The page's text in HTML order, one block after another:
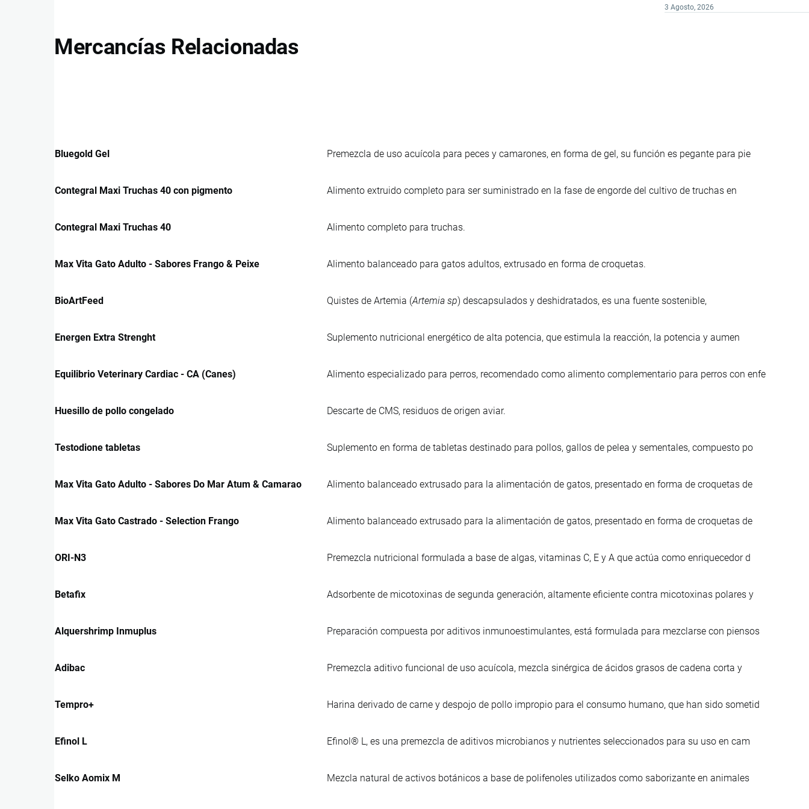
3 Agosto, 2026
Mercancías Relacionadas
Bluegold Gel Premezcla de uso acuícola para peces y camarones, en forma de gel, su función es pegante para pie
Contegral Maxi Truchas 40 con pigmento Alimento extruido completo para ser suministrado en la fase de engorde del cultivo de truchas en
Contegral Maxi Truchas 40 Alimento completo para truchas.
Max Vita Gato Adulto - Sabores Frango & Peixe Alimento balanceado para gatos adultos, extrusado en forma de croquetas.
BioArtFeed Quistes de Artemia (Artemia sp) descapsulados y deshidratados, es una fuente sostenible,
Energen Extra Strenght Suplemento nutricional energético de alta potencia, que estimula la reacción, la potencia y aumen
Equilibrio Veterinary Cardiac - CA (Canes) Alimento especializado para perros, recomendado como alimento complementario para perros con enfe
Huesillo de pollo congelado Descarte de CMS, residuos de origen aviar.
Testodione tabletas Suplemento en forma de tabletas destinado para pollos, gallos de pelea y sementales, compuesto po
Max Vita Gato Adulto - Sabores Do Mar Atum & Camarao Alimento balanceado extrusado para la alimentación de gatos, presentado en forma de croquetas de
Max Vita Gato Castrado - Selection Frango Alimento balanceado extrusado para la alimentación de gatos, presentado en forma de croquetas de
ORI-N3 Premezcla nutricional formulada a base de algas, vitaminas C, E y A que actúa como enriquecedor d
Betafix Adsorbente de micotoxinas de segunda generación, altamente eficiente contra micotoxinas polares y
Alquershrimp Inmuplus Preparación compuesta por aditivos inmunoestimulantes, está formulada para mezclarse con piensos
Adibac Premezcla aditivo funcional de uso acuícola, mezcla sinérgica de ácidos grasos de cadena corta y
Tempro+ Harina derivado de carne y despojo de pollo impropio para el consumo humano, que han sido sometid
Efinol L Efinol® L, es una premezcla de aditivos microbianos y nutrientes seleccionados para su uso en cam
Selko Aomix M Mezcla natural de activos botánicos a base de polifenoles utilizados como saborizante en animales